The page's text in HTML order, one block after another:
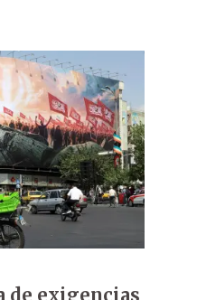
de exigencias